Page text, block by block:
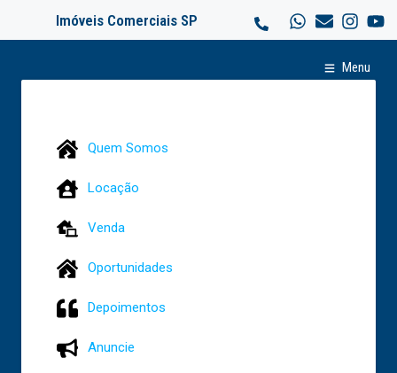
Imóveis Comerciais SP
Menu
Quem Somos
Locação
Venda
Oportunidades
Depoimentos
Anuncie